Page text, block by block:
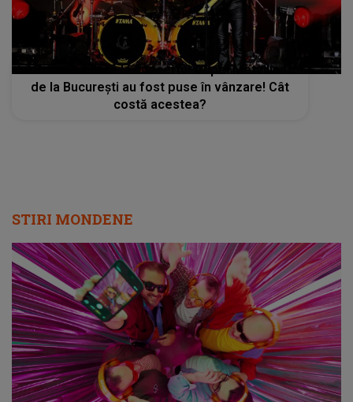
Primele bilete la concertul trupei Metallica
de la București au fost puse în vânzare! Cât
costă acestea?
STIRI MONDENE